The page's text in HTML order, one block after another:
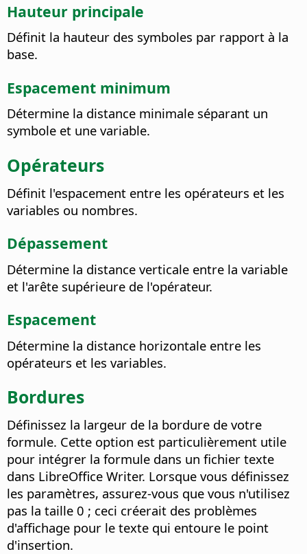
Hauteur principale
Définit la hauteur des symboles par rapport à la
base.
Espacement minimum
Détermine la distance minimale séparant un
symbole et une variable.
Opérateurs
Définit l'espacement entre les opérateurs et les
variables ou nombres.
Dépassement
Détermine la distance verticale entre la variable
et l'arête supérieure de l'opérateur.
Espacement
Détermine la distance horizontale entre les
opérateurs et les variables.
Bordures
Définissez la largeur de la bordure de votre
formule. Cette option est particulièrement utile
pour intégrer la formule dans un fichier texte
dans LibreOffice Writer. Lorsque vous définissez
les paramètres, assurez-vous que vous n'utilisez
pas la taille 0 ; ceci créerait des problèmes
d'affichage pour le texte qui entoure le point
d'insertion.